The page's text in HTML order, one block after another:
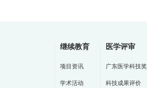
继续教育
项目资讯
学术活动
医学评审
广东医学科技奖
科技成果评价